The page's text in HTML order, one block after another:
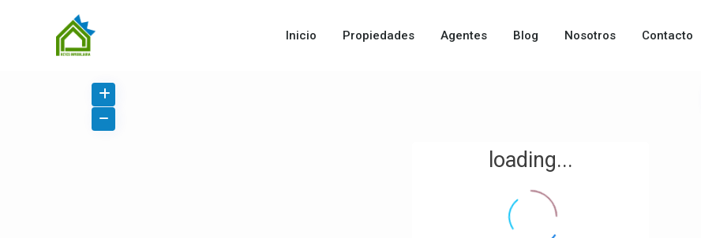
Inicio Propiedades Agentes Blog Nosotros Contacto
loading...